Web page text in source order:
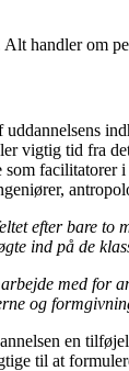
handler om
vigtig tid fra
facilitatorer
efter bare
ind på de
med for
og
en
til at